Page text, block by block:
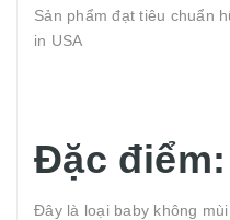
Sản phẩm đạt tiêu chuẩn
in USA
Đặc điểm:
Đây là loại baby không